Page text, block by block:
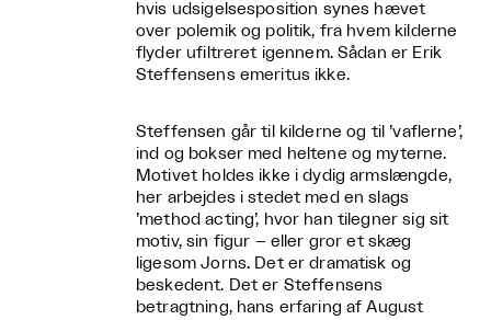
hvis udsigelsesposition synes hævet
over polemik og politik, fra hvem kilderne
flyder ufiltreret igennem. Sådan er Erik
Steffensens emeritus ikke.
Steffensen går til kilderne og til ’vaflerne’,
ind og bokser med heltene og myterne.
Motivet holdes ikke i dydig armslængde,
her arbejdes i stedet med en slags
’method acting’, hvor han tilegner sig sit
motiv, sin figur – eller gror et skæg
ligesom Jorns. Det er dramatisk og
beskedent. Det er Steffensens
betragtning, hans erfaring af August